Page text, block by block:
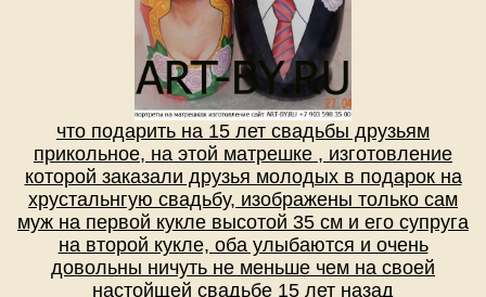
что подарить на 15 лет свадьбы друзьям
прикольное, на этой матрешке , изготовление
которой заказали друзья молодых в подарок на
хрустальнгую свадьбу, изображены только сам
муж на первой кукле высотой 35 см и его супруга
на второй кукле, оба улыбаются и очень
довольны ничуть не меньше чем на своей
настойщей свадьбе 15 лет назад